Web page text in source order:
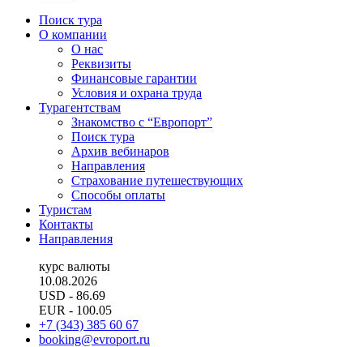
Поиск тура
О компании
О нас
Реквизиты
Финансовые гарантии
Условия и охрана труда
Турагентствам
Знакомство с “Европорт”
Поиск тура
Архив вебинаров
Направления
Страхование путешествующих
Способы оплаты
Туристам
Контакты
Направления
курс валюты
10.08.2026
USD - 86.69
EUR - 100.05
+7 (343) 385 60 67
booking@evroport.ru